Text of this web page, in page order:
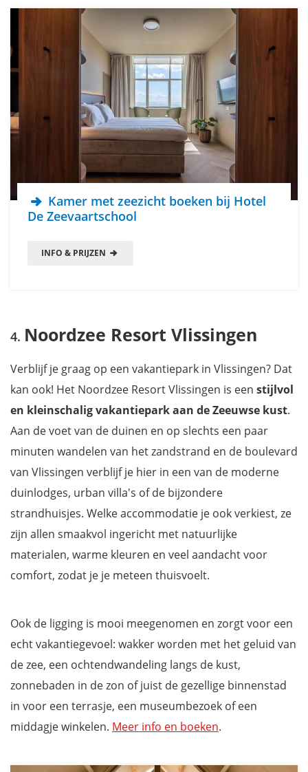
Kamer met zeezicht boeken bij Hotel
De Zeevaartschool
INFO & PRIJZEN
Noordzee Resort Vlissingen
Verblijf je graag op een vakantiepark in Vlissingen? Dat
kan ook! Het Noordzee Resort Vlissingen is een stijlvol
en kleinschalig vakantiepark aan de Zeeuwse kust.
Aan de voet van de duinen en op slechts een paar
minuten wandelen van het zandstrand en de boulevard
van Vlissingen verblijf je hier in een van de moderne
duinlodges, urban villa's of de bijzondere
strandhuisjes. Welke accommodatie je ook verkiest, ze
zijn allen smaakvol ingericht met natuurlijke
materialen, warme kleuren en veel aandacht voor
comfort, zodat je je meteen thuisvoelt.
Ook de ligging is mooi meegenomen en zorgt voor een
echt vakantiegevoel: wakker worden met het geluid van
de zee, een ochtendwandeling langs de kust,
zonnebaden in de zon of juist de gezellige binnenstad
in voor een terrasje, een museumbezoek of een
middagje winkelen. Meer info en boeken.